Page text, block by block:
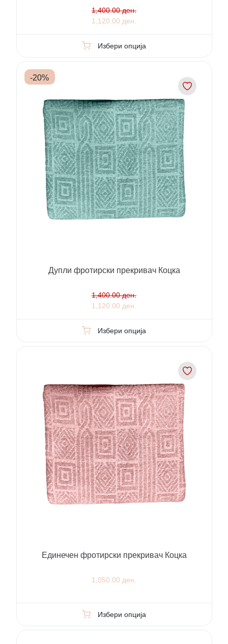
1,400.00 ден.
1,120.00 ден.
Избери опција
-20%
Дупли фротирски прекривач Коцка
1,400.00 ден.
1,120.00 ден.
Избери опција
Единечен фротирски прекривач Коцка
1,050.00 ден.
Избери опција